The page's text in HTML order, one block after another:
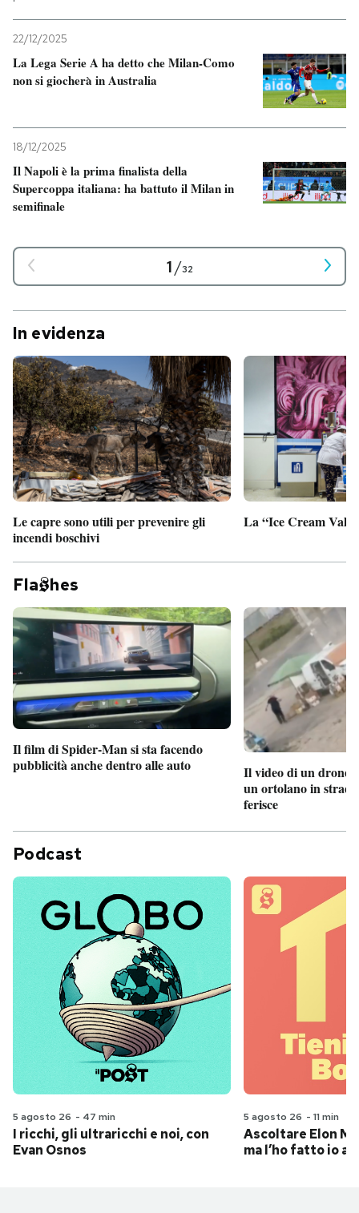
22/12/2025
La Lega Serie A ha detto che Milan-Como
non si giocherà in Australia
18/12/2025
Il Napoli è la prima finalista della
Supercoppa italiana: ha battuto il Milan in
semifinale
1/32
In evidenza
Le capre sono utili per prevenire gli
incendi boschivi
La “Ice Cream
Fla hes
Il film di Spider-Man si sta facendo
pubblicità anche dentro alle auto
Il video di un drone
un ortolano in
ferisce
Podcast
5 agosto 26 - 47 min
I ricchi, gli ultraricchi e noi, con
Evan Osnos
5 agosto 26 - 11 min
Ascoltare Elon
ma l’ho fatto io